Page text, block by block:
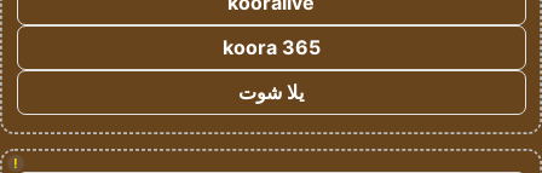
koora 365
يلا شوت
!